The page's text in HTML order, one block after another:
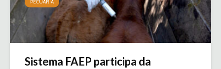
PECUÁRIA
Sistema FAEP participa da